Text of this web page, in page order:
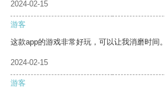
2024-02-15
游客
这款app的游戏非常好玩，可以让我消磨时间。
2024-02-15
游客